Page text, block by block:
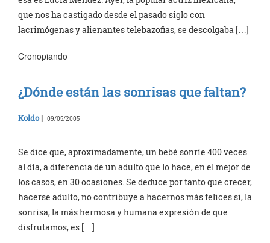
que nos ha castigado desde el pasado siglo con
lacrimógenas y alienantes telebazofias, se descolgaba […]
Cronopiando
¿Dónde están las sonrisas que faltan?
Koldo| 09/05/2005
Se dice que, aproximadamente, un bebé sonríe 400 veces
al día, a diferencia de un adulto que lo hace, en el mejor de
los casos, en 30 ocasiones. Se deduce por tanto que crecer,
hacerse adulto, no contribuye a hacernos más felices si, la
sonrisa, la más hermosa y humana expresión de que
disfrutamos, es […]